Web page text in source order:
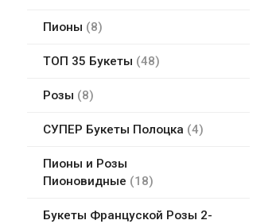
Пионы 8
ТОП 35 Букеты 48
Розы 8
СУПЕР Букеты Полоцка 4
Пионы и Розы
Пионовидные
18
Букеты Француской Розы 2-